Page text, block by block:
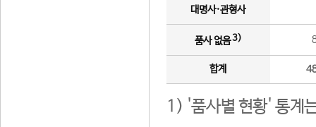
대명사·관형사
품사 없음3)
합계
1) '품사별 현황' 통계